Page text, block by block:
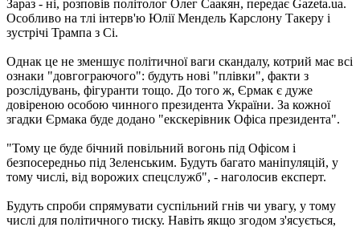
Зараз - ні, розповів політолог Олег Саакян, передає Gazeta.ua.
Особливо на тлі інтерв'ю Юлії Мендель Карслону Такеру і
зустрічі Трампа з Сі.
Однак це не зменшує політичної ваги скандалу, котрий має всі
ознаки "довгограючого": будуть нові "плівки", факти з
розслідувань, фігуранти тощо. До того ж, Єрмак є дуже
довіреною особою чинного президента України. За кожної
згадки Єрмака буде додано "екскерівник Офіса президента".
"Тому це буде бічний повільний вогонь під Офісом і
безпосередньо під Зеленським. Будуть багато маніпуляцій, у
тому числі, від ворожих спецслужб", - наголосив експерт.
Будуть спроби спрямувати суспільний гнів чи увагу, у тому
числі для політичного тиску. Навіть якщо згодом з'ясується,